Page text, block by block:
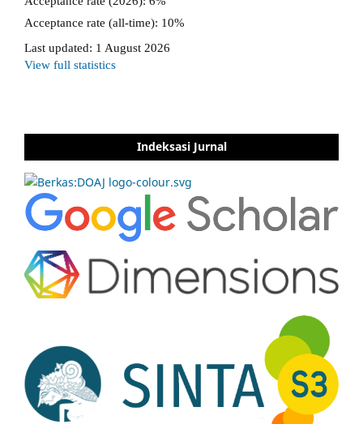
Indeksasi Jurnal